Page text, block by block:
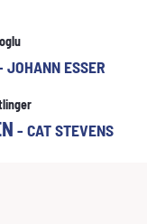
JOHANN ESSER
- CAT STEVENS